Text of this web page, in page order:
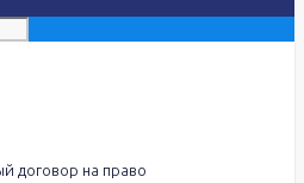
договор на право